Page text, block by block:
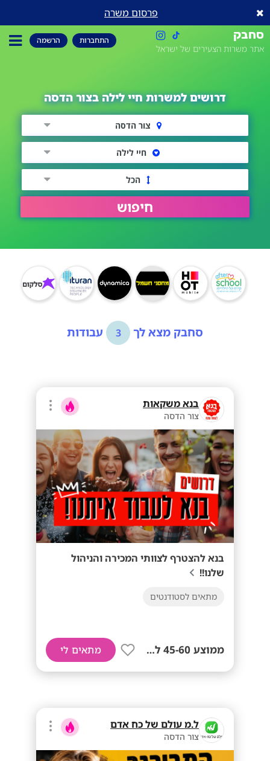
פרסום משרה
סחבק
אתר משרות הצעירים של ישראל
התחברות הרשמה
דרושים למשרות חיי לילה בצור הדסה
צור הדסה
חיי לילה
הכל
חיפוש
סחבק מצא לך 3 עבודות
בנא משקאות
צור הדסה
בנא להצטרף לצוותי המכירה והניהול
שלנו!!
מתאים לסטודנטים
ממוצע 45-60 לשעה! מתאים לי
ל.מ עולם של כח אדם
צור הדסה